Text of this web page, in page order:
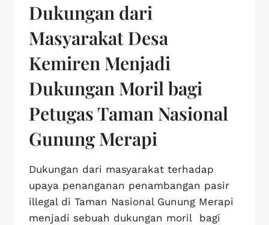
Dukungan dari
Masyarakat Desa
Kemiren Menjadi
Dukungan Moril bagi
Petugas Taman Nasional
Gunung Merapi
Dukungan dari masyarakat terhadap
upaya penanganan penambangan pasir
illegal di Taman Nasional Gunung Merapi
menjadi sebuah dukungan moril bagi